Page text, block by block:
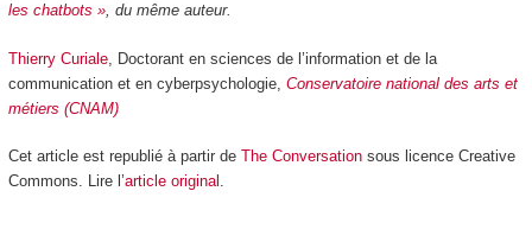
les chatbots », du même auteur.
Thierry Curiale, Doctorant en sciences de l’information et de la
communication et en cyberpsychologie, Conservatoire national des arts et
métiers (CNAM)
Cet article est republié à partir de The Conversationsous licence Creative
Commons. Lire l’article original .